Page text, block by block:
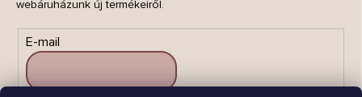
webáruházunk új termékeiről.
E-mail